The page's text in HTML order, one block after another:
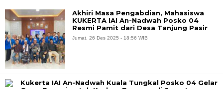
Akhiri Masa Pengabdian, Mahasiswa
KUKERTA IAI An-Nadwah Posko 04
Resmi Pamit dari Desa Tanjung Pasir
Jumat, 26 Des 2025 - 18:56 WIB
Kukerta IAI An-Nadwah Kuala Tungkal Posko 04 Gelar